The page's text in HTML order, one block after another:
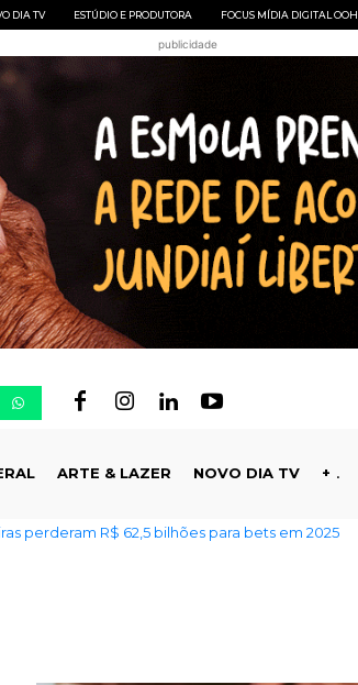
DIA TV ESTÚDIO E PRODUTORA FOCUS MÍDIA DIGITAL OOH
publicidade
ARTE & LAZER NOVO DIA TV +
perderam R$ 62,5 bilhões para bets em 2025